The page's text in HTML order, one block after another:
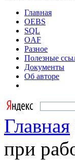
Главная
OEBS
SQL
OAF
Разное
Полезные
Документы
Об авторе
Главная
при